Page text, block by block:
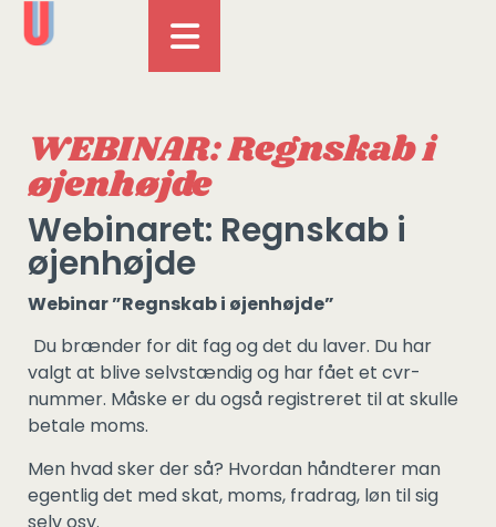
WEBINAR: Regnskab i
øjenhøjde
Webinaret: Regnskab i
øjenhøjde
Webinar ”Regnskab i øjenhøjde”
Du brænder for dit fag og det du laver. Du har
valgt at blive selvstændig og har fået et cvr-
nummer. Måske er du også registreret til at skulle
betale moms.
Men hvad sker der så? Hvordan håndterer man
egentlig det med skat, moms, fradrag, løn til sig
selv osv.